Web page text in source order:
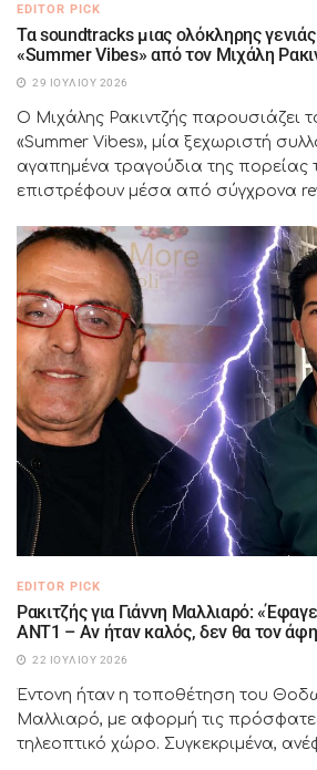
EDITOR PICK
Τα soundtracks μιας ολόκληρης
«Summer Vibes» από τον Μιχάλη
29 ΙΟΥΛΊΟΥ 2026
Ο Μιχάλης Ρακιντζής παρουσιάζει
«Summer Vibes», μία ξεχωριστή
αγαπημένα τραγούδια της πορείας
επιστρέφουν μέσα από σύγχρονα
EDITOR PICK
Ρακιτζής για Γιάννη Μαλλιαρό:
ΑΝΤ1 – Αν ήταν καλός, δεν θα τον
22 ΙΟΥΛΊΟΥ 2026
Έντονη ήταν η τοποθέτηση του
Μαλλιαρό, με αφορμή τις πρόσφατες
τηλεοπτικό χώρο. Συγκεκριμένα,